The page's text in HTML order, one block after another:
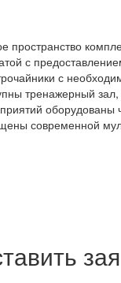
пространство
с
с
тренажерный
оборудованы
современной